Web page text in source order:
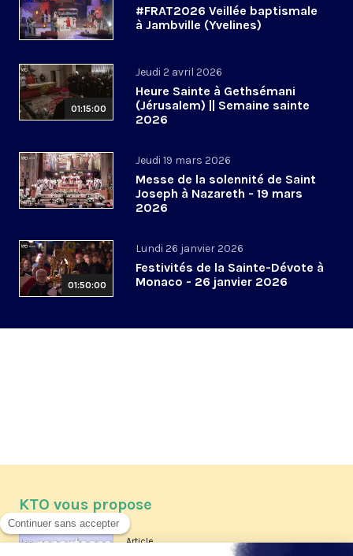
#FRAT2026 Veillée baptismale
à Jambville (Yvelines)
01:15:00
Jeudi 2 avril 2026
Heure Sainte à Gethsémani
(Jérusalem) || Semaine sainte
2026
Jeudi 19 mars 2026
Messe de la solennité de Saint
Joseph à Nazareth - 19 mars
2026
01:50:00
Lundi 26 janvier 2026
Festivités de la Sainte-Dévote à
Monaco - 26 janvier 2026
KTO vous propose
Article